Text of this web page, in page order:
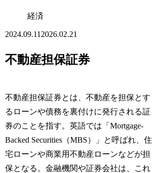
経済
2024.09.11 2026.02.21
不動産担保証券
不動産担保証券とは、不動産を担保とす
るローンや債務を裏付けに発行される証
券のことを指す。英語では「Mortgage-
Backed Securities（MBS）」と呼ばれ、住
宅ローンや商業用不動産ローンなどが担
保となる。金融機関や証券会社は、これ